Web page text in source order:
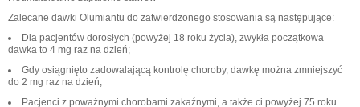
Zalecane dawki Olumiantu do zatwierdzonego stosowania są następujące:
Dla pacjentów dorosłych (powyżej 18 roku życia), zwykła początkowa
dawka to 4 mg raz na dzień;
Gdy osiągnięto zadowalającą kontrolę choroby, dawkę można zmniejszyć
do 2 mg raz na dzień;
Pacjenci z poważnymi chorobami zakaźnymi, a także ci powyżej 75 roku